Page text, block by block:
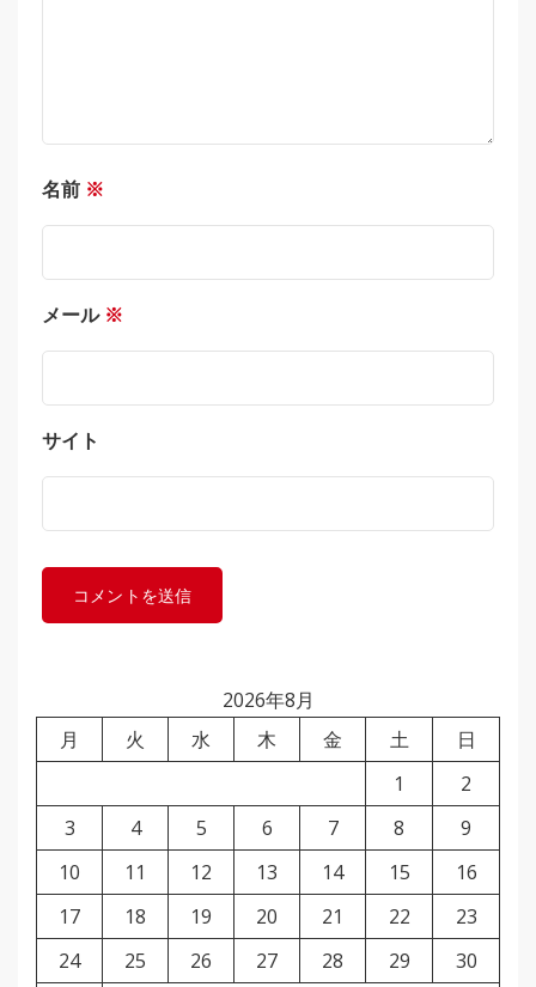
名前 ※
メール ※
サイト
2026年8月
月
火 水 木 金 土
日
1
2
3
4 5 6 7 8
9
10
11 12 13 14 15
16
17
18 19 20 21 22
23
24
25 26 27 28 29
30